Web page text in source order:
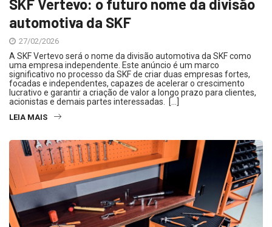
SKF Vertevo: o futuro nome da divisão
automotiva da SKF
27/02/2026
A SKF Vertevo será o nome da divisão automotiva da SKF como
uma empresa independente. Este anúncio é um marco
significativo no processo da SKF de criar duas empresas fortes,
focadas e independentes, capazes de acelerar o crescimento
lucrativo e garantir a criação de valor a longo prazo para clientes,
acionistas e demais partes interessadas. […]
LEIA MAIS